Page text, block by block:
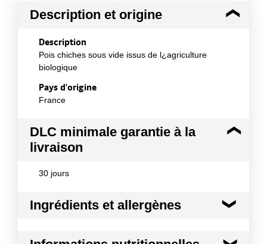
Description et origine
Description
Pois chiches sous vide issus de l¿agriculture
biologique
Pays d'origine
France
DLC minimale garantie à la
livraison
30 jours
Ingrédients et allergènes